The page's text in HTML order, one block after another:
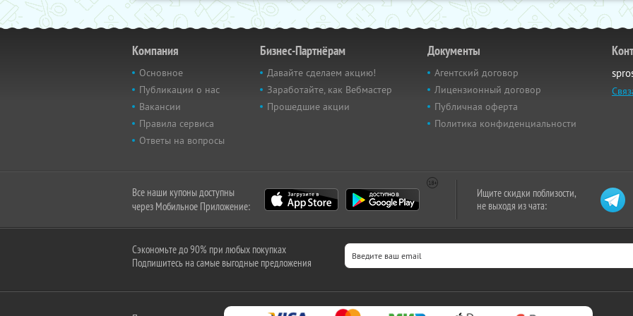
Компания
Основное
Публикации о нас
Вакансии
Правила сервиса
Ответы на вопросы
Бизнес-Партнёрам
Давайте сделаем акцию!
Заработайте, как Вебмастер
Прошедшие акции
Документы
Агентский договор
Лицензионный договор
Публичная оферта
Политика конфиденциальности
Все наши купоны доступны
через Мобильное Приложение:
Ищите скидки поблизости,
не выходя из чата:
Сэкономьте до 90% при любых покупках
Подпишитесь на самые выгодные предложения